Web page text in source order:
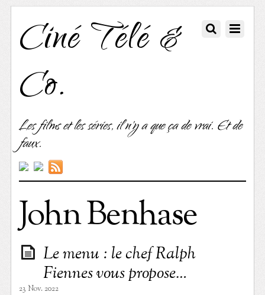
Ciné Télé &
Co.
Les films et les séries, il n'y a que ça de vrai. Et de
faux.
John Benhase
Le menu : le chef Ralph
Fiennes vous propose…
23 Nov. 2022